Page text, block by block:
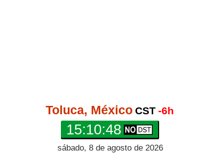
Toluca, México CST -6h
15:10:48
sábado, 8 de agosto de 2026